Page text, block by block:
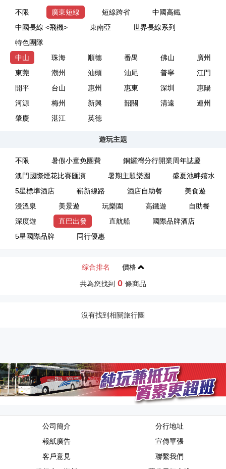
不限 廣東短線 短線跨省
中國高鐵
中國長線 <飛機>
東南亞
世界長線系列
特色團隊
中山
珠海 順德 番禺 佛山
廣州
東莞
潮州 汕頭 汕尾 普寧
江門
開平
台山 惠州 惠東 深圳
惠陽
河源
梅州 新興 韶關 清遠
連州
肇慶
湛江 英德
遊玩主題
不限 暑假小童免團費
銅鑼灣分行開業周年誌慶
澳門國際煙花比賽匯演
暑期主題樂園
盛夏池畔嬉水
5星標準酒店
嶄新線路 酒店自助餐
美食遊
浸溫泉
美景遊 玩樂園 高鐵遊
自助餐
深度遊
直巴出發 直航船
國際品牌酒店
5星國際品牌
同行優惠
綜合排名 價格
共為您找到 0 條商品
沒有找到相關旅行團
公司簡介
分行地址
報紙廣告
宣傳單張
客戶意見
聯繫我們